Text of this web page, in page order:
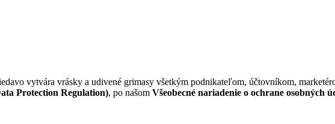
vytvára vrásky a udivené grimasy všetkým podnikateľom, účtovníkom,
Protection Regulation), po našom Všeobecné nariadenie o ochrane osobných